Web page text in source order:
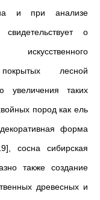
и при анализе
о
лесной
увеличения таких
пород как ель
форма
сосна сибирская
также создание
древесных и